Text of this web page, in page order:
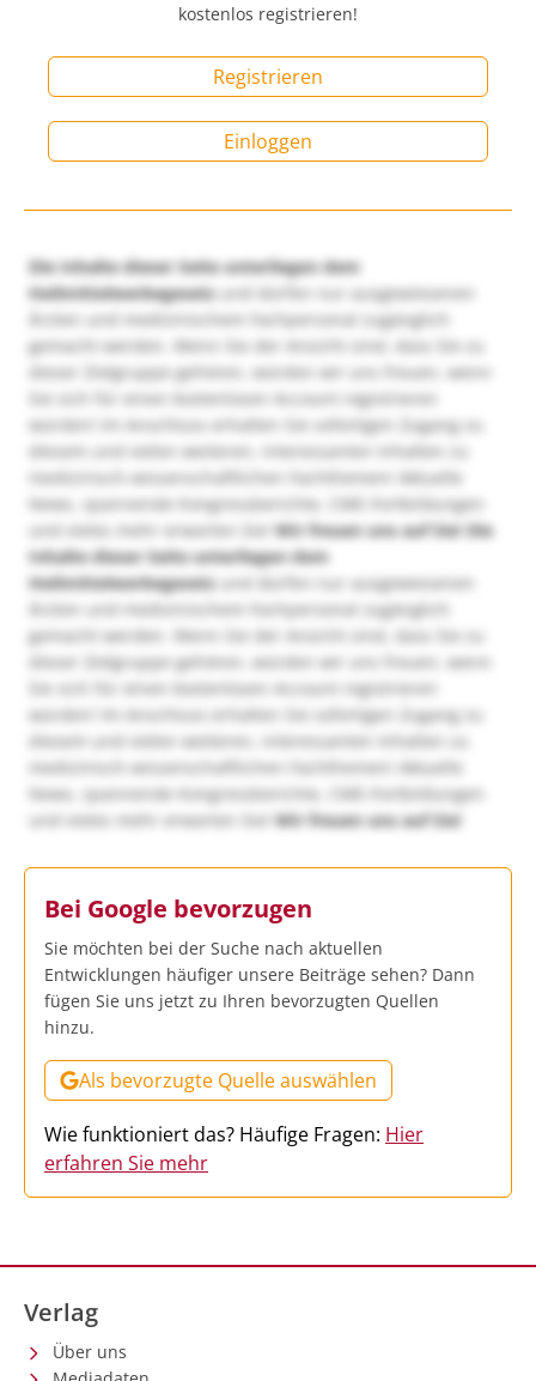
kostenlos registrieren!
Registrieren
Einloggen
Die Inhalte dieser Seite unterliegen dem
Heilmittelwerbegesetzund dürfen nur ausgewiesenen
Ärzten und medizinischem Fachpersonal zugänglich
gemacht werden. Wenn Sie der Ansicht sind, dass Sie zu
dieser Zielgruppe gehören, würden wir uns freuen, wenn
Sie sich für einen kostenlosen Account registrieren
würden! Im Anschluss erhalten Sie sofortigen Zugang zu
diesem und vielen weiteren, interessanten Inhalten zu
medizinisch-wissenschaftlichen Fachthemen! Aktuelle
News, spannende Kongressberichte, CME-Fortbildungen
und vieles mehr erwarten Sie!Wir freuen uns auf Sie! Die
Inhalte dieser Seite unterliegen dem
Heilmittelwerbegesetzund dürfen nur ausgewiesenen
Ärzten und medizinischem Fachpersonal zugänglich
gemacht werden. Wenn Sie der Ansicht sind, dass Sie zu
dieser Zielgruppe gehören, würden wir uns freuen, wenn
Sie sich für einen kostenlosen Account registrieren
würden! Im Anschluss erhalten Sie sofortigen Zugang zu
diesem und vielen weiteren, interessanten Inhalten zu
medizinisch-wissenschaftlichen Fachthemen! Aktuelle
News, spannende Kongressberichte, CME-Fortbildungen
und vieles mehr erwarten Sie!Wir freuen uns auf Sie!
Bei Google bevorzugen
Sie möchten bei der Suche nach aktuellen
Entwicklungen häufiger unsere Beiträge sehen? Dann
fügen Sie uns jetzt zu Ihren bevorzugten Quellen
hinzu.
Als bevorzugte Quelle auswählen
Wie funktioniert das? Häufige Fragen: Hier
erfahren Sie mehr
Verlag
Über uns